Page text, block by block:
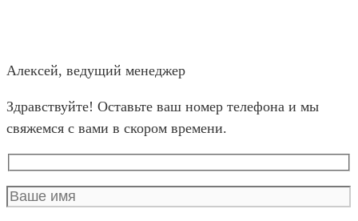
Алексей, ведущий менеджер
Здравствуйте! Оставьте ваш номер телефона и мы
свяжемся с вами в скором времени.